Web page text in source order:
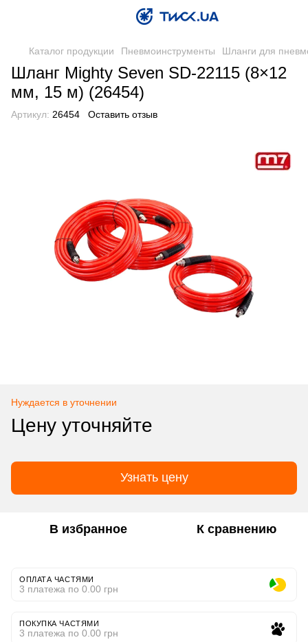
Каталог продукции Пневмоинструменты Шланги для
Шланг Mighty Seven SD-22115 (8×12
мм, 15 м) (26454)
Артикул: 26454 Оставить отзыв
Нуждается в уточнении
Цену уточняйте
Узнать цену
В избранное К сравнению
ОПЛАТА ЧАСТЯМИ
3 платежа по 0.00 грн
ПОКУПКА ЧАСТЯМИ
3 платежа по 0.00 грн